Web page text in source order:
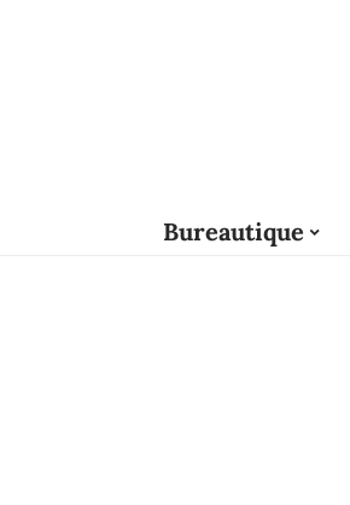
Bureautique